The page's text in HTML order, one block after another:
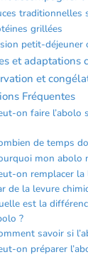
traditionnelles
grillées
petit-déjeuner
et adaptations
et
Fréquentes
on faire l’abolo
de temps
mon abolo
on remplacer
de la levure
est la
?
savoir si
on préparer